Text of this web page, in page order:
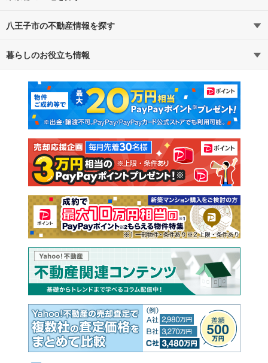
路線・駅から探す
通勤・通学時間から探す
八王子市の不動産情報を探す
不動産・住宅
新築マンション 中古マンション
新築一戸建て 中古一戸建て
注文住宅 土地
売却査定
暮らしのお役立ち情報
マンションカタログ 教えて！住まいの先生